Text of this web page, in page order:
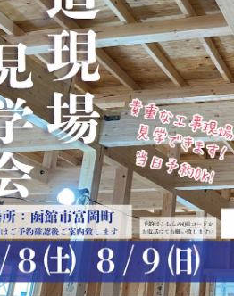
札幌
小樽
苫小牧千歳
小樽
旭川
函館
室蘭
八戸
青森
秋田
盛岡
北上
山形
新潟
長岡
甲府
長野
松本
世田谷
八王子
横浜
名古屋
豊橋